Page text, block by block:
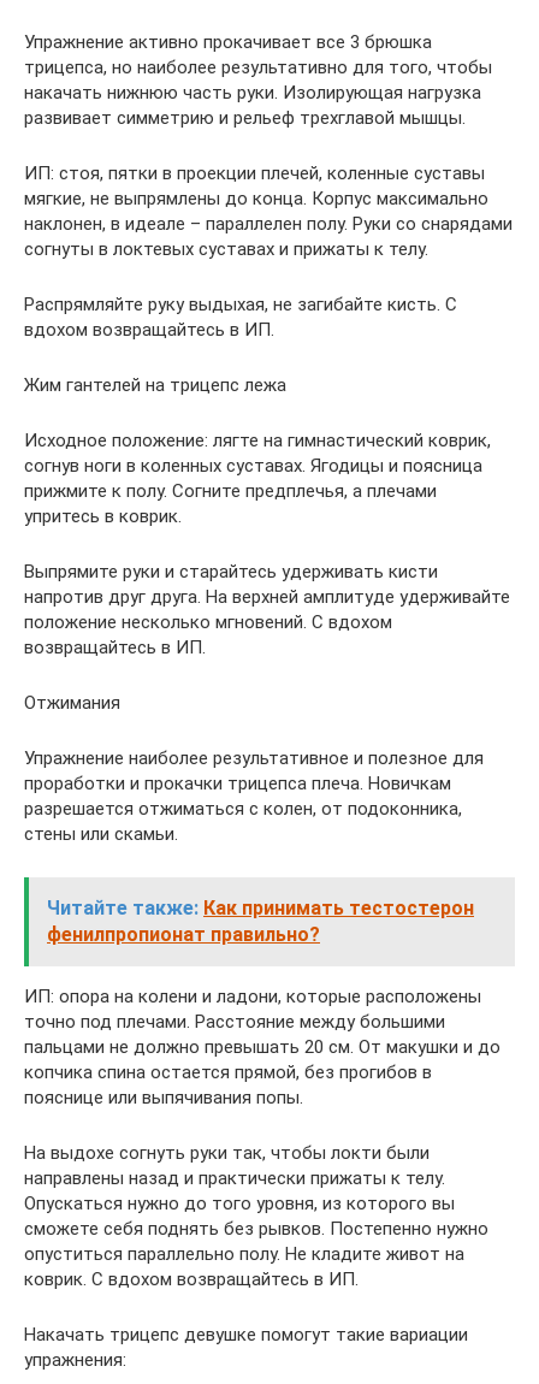
Упражнение активно прокачивает все 3 брюшка
трицепса, но наиболее результативно для того, чтобы
накачать нижнюю часть руки. Изолирующая нагрузка
развивает симметрию и рельеф трехглавой мышцы.
ИП: стоя, пятки в проекции плечей, коленные суставы
мягкие, не выпрямлены до конца. Корпус максимально
наклонен, в идеале – параллелен полу. Руки со снарядами
согнуты в локтевых суставах и прижаты к телу.
Распрямляйте руку выдыхая, не загибайте кисть. С
вдохом возвращайтесь в ИП.
Жим гантелей на трицепс лежа
Исходное положение: лягте на гимнастический коврик,
согнув ноги в коленных суставах. Ягодицы и поясница
прижмите к полу. Согните предплечья, а плечами
упритесь в коврик.
Выпрямите руки и старайтесь удерживать кисти
напротив друг друга. На верхней амплитуде удерживайте
положение несколько мгновений. С вдохом
возвращайтесь в ИП.
Отжимания
Упражнение наиболее результативное и полезное для
проработки и прокачки трицепса плеча. Новичкам
разрешается отжиматься с колен, от подоконника,
стены или скамьи.
Читайте также: Как принимать тестостерон
фенилпропионат правильно?
ИП: опора на колени и ладони, которые расположены
точно под плечами. Расстояние между большими
пальцами не должно превышать 20 см. От макушки и до
копчика спина остается прямой, без прогибов в
пояснице или выпячивания попы.
На выдохе согнуть руки так, чтобы локти были
направлены назад и практически прижаты к телу.
Опускаться нужно до того уровня, из которого вы
сможете себя поднять без рывков. Постепенно нужно
опуститься параллельно полу. Не кладите живот на
коврик. С вдохом возвращайтесь в ИП.
Накачать трицепс девушке помогут такие вариации
упражнения: